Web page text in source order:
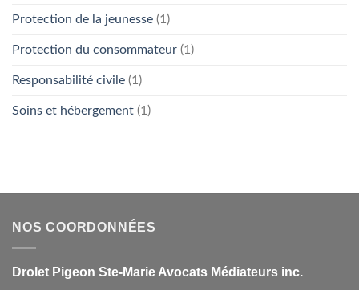
Protection de la jeunesse (1)
Protection du consommateur (1)
Responsabilité civile (1)
Soins et hébergement (1)
NOS COORDONNÉES
Drolet Pigeon Ste-Marie Avocats Médiateurs inc.